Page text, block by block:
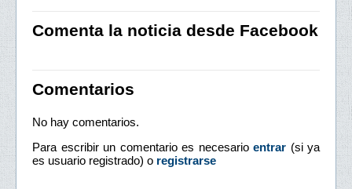
Comenta la noticia desde Facebook
Comentarios
No hay comentarios.
Para escribir un comentario es necesario entrar (si ya
es usuario registrado) o registrarse